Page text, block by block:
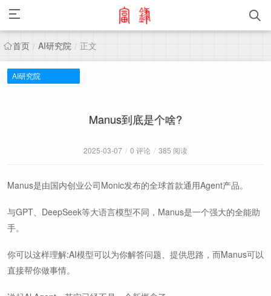
首页 / AI研究院 / 正文
AI研究院
Manus到底是个啥?
2025-03-07 / 0 评论 / 385 阅读
Manus是由国内创业公司Monic发布的全球首款通用Agent产品。
与GPT、DeepSeek等大语言模型不同，Manus是一个强大的全能助
手。
你可以这样理解:AI模型可以为你解答问题、提供思路，而Manus可以
直接帮你做事情。